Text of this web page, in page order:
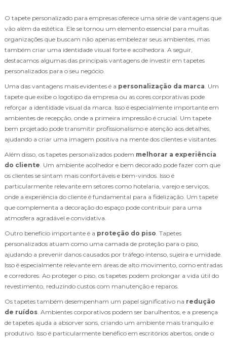
O tapete personalizado para empresas oferece uma série de vantagens que
vão além da estética. Ele se tornou um elemento essencial para muitas
organizações que buscam não apenas embelezar seus ambientes, mas
também criar uma identidade visual forte e acolhedora. A seguir,
destacamos algumas das principais vantagens de investir em tapetes
personalizados para o seu negócio.
Uma das vantagens mais evidentes é a personalização da marca. Um
tapete que exibe o logotipo da empresa ou as cores corporativas pode
reforçar a identidade visual da marca. Isso é especialmente importante em
ambientes de recepção, onde a primeira impressão é crucial. Um tapete
bem projetado pode transmitir profissionalismo e atenção aos detalhes,
ajudando a criar uma imagem positiva na mente dos clientes e visitantes.
Além disso, os tapetes personalizados podem melhorar a experiência
do cliente. Um ambiente acolhedor e bem decorado pode fazer com que
os clientes se sintam mais confortáveis e bem-vindos. Isso é
particularmente relevante em setores como hotelaria, varejo e serviços,
onde a experiência do cliente é fundamental para a fidelização. Um tapete
que complementa a decoração do espaço pode contribuir para uma
atmosfera agradável e convidativa.
Outro benefício importante é a proteção do piso. Tapetes
personalizados atuam como uma camada de proteção para o piso,
ajudando a prevenir danos causados por tráfego intenso, sujeira e umidade.
Isso é especialmente relevante em áreas de alto movimento, como entradas
e corredores. Ao proteger o piso, os tapetes podem prolongar a vida útil do
revestimento, reduzindo custos com manutenção e reparos.
Os tapetes também desempenham um papel significativo na redução
de ruídos. Ambientes corporativos podem ser barulhentos, e a presença
de tapetes ajuda a absorver sons, criando um ambiente mais tranquilo e
produtivo. Isso é particularmente benéfico em escritórios abertos, onde o